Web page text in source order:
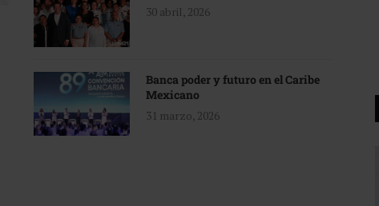
30 abril, 2026
Banca poder y futuro en el Caribe
Mexicano
31 marzo, 2026